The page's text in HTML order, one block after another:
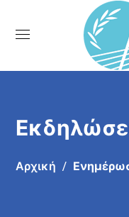
Αρχική